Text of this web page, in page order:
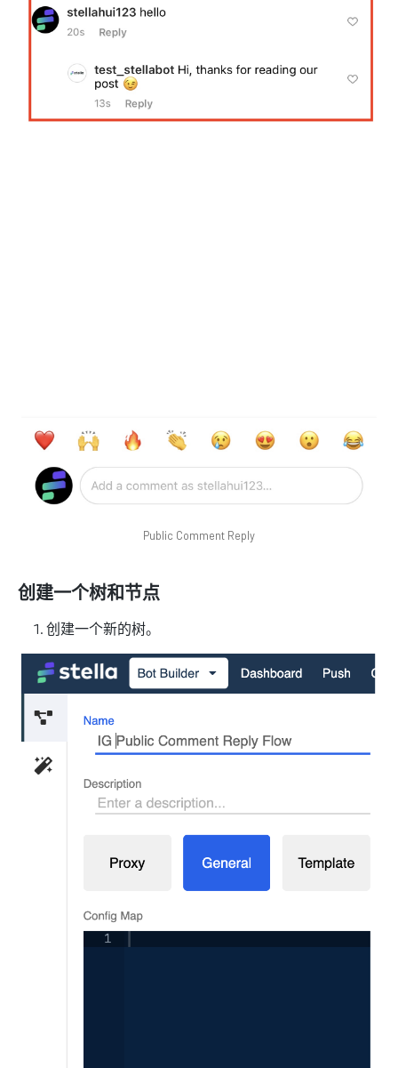
Public Comment Reply
创建一个树和节点
创建一个新的树。